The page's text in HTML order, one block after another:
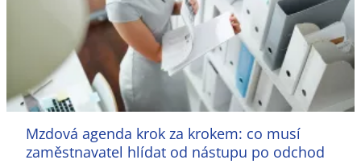
Mzdová agenda krok za krokem: co musí
zaměstnavatel hlídat od nástupu po odchod